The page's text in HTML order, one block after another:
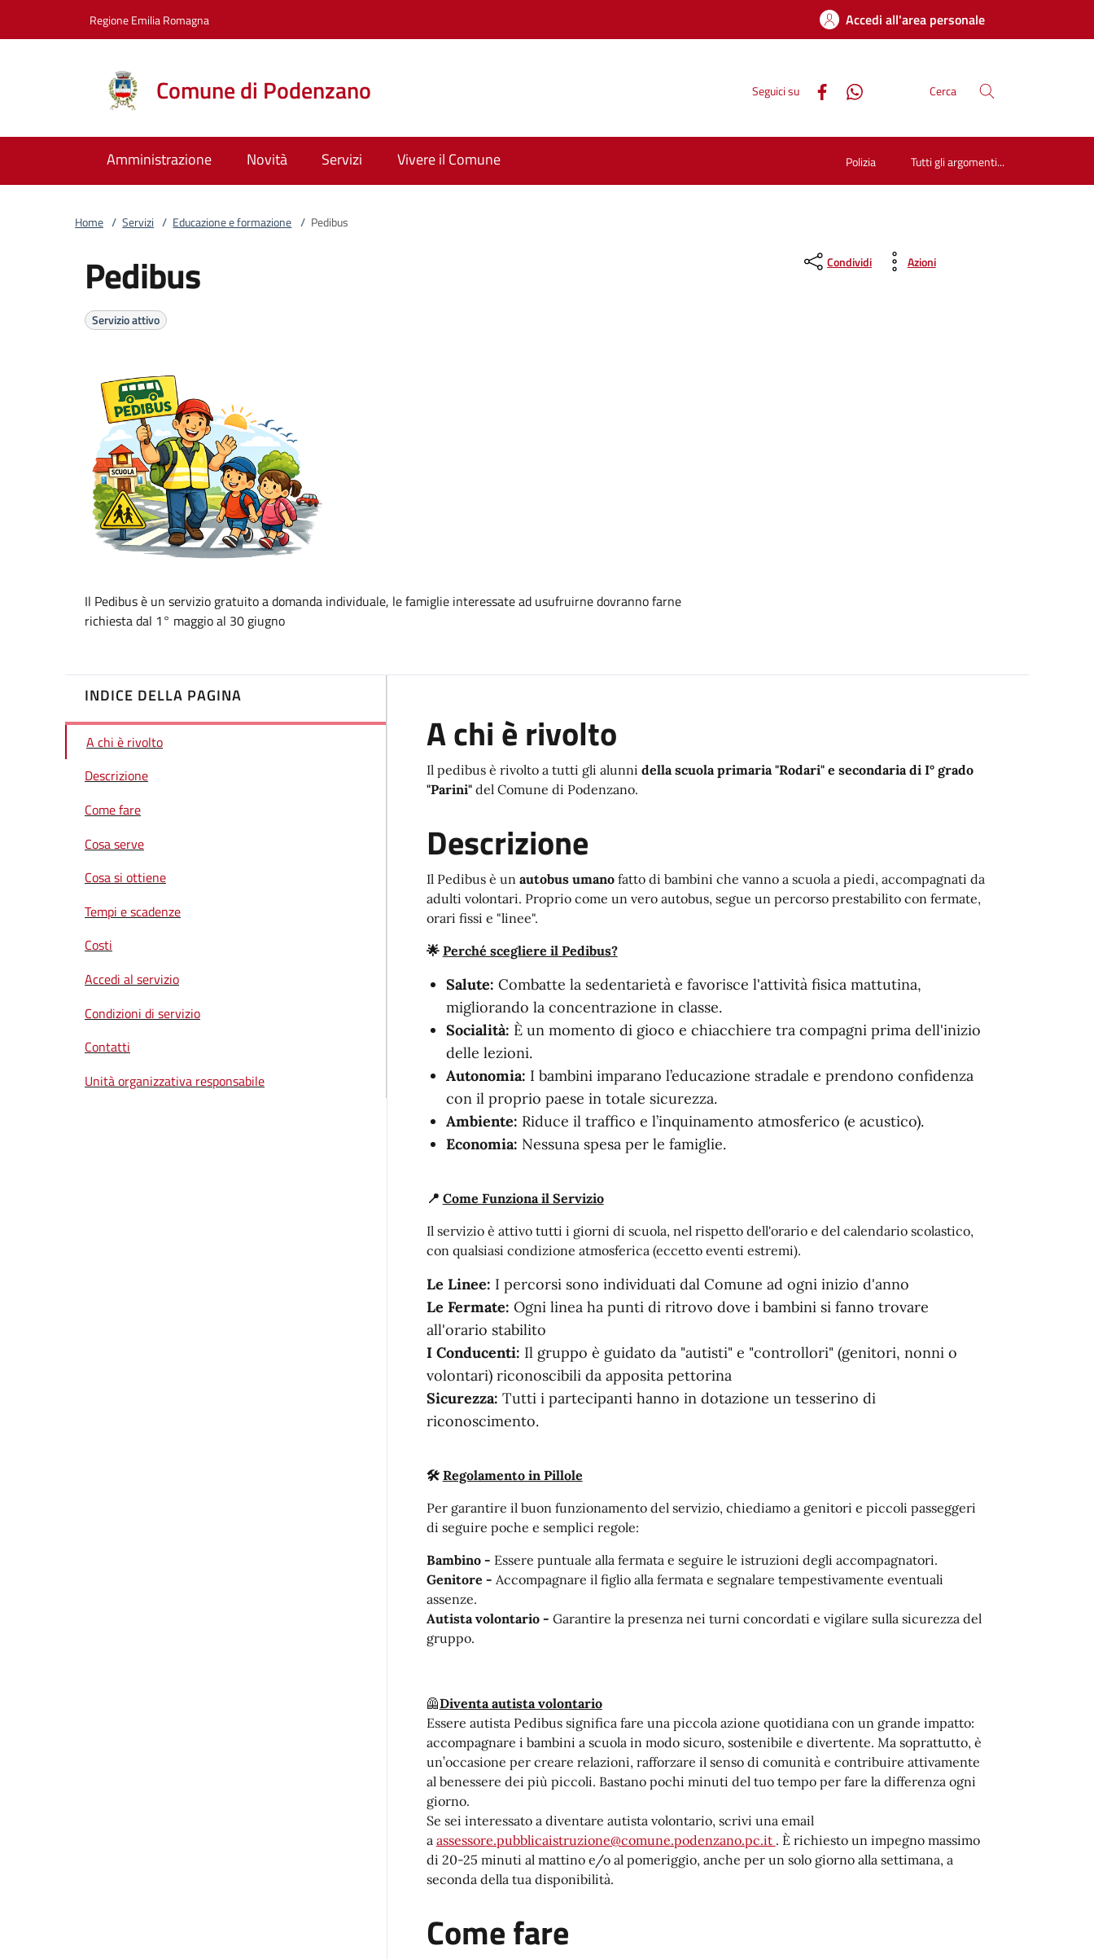
Regione Emilia Romagna Accedi all'area personale
Comune di Podenzano Seguici su Cerca
Amministrazione Novità Servizi Vivere il Comune Polizia Tutti gli argomenti...
Home / Servizi / Educazione e formazione / Pedibus
Pedibus
Servizio attivo
Il Pedibus è un servizio gratuito a domanda individuale, le famiglie interessate ad usufruirne dovranno farne
richiesta dal 1° maggio al 30 giugno
Condividi Azioni
INDICE DELLA PAGINA
A chi è rivolto
Descrizione
Come fare
Cosa serve
Cosa si ottiene
Tempi e scadenze
Costi
Accedi al servizio
Condizioni di servizio
Contatti
Unità organizzativa responsabile
A chi è rivolto
Il pedibus è rivolto a tutti gli alunni della scuola primaria "Rodari" e secondaria di I° grado
"Parini" del Comune di Podenzano.
Descrizione
Il Pedibus è un autobus umanofatto di bambini che vanno a scuola a piedi, accompagnati da
adulti volontari. Proprio come un vero autobus, segue un percorso prestabilito con fermate,
orari fissi e "linee".
🌟 Perché scegliere il Pedibus?
Salute: Combatte la sedentarietà e favorisce l'attività fisica mattutina,
migliorando la concentrazione in classe.
Socialità: È un momento di gioco e chiacchiere tra compagni prima dell'inizio
delle lezioni.
Autonomia: I bambini imparano l’educazione stradale e prendono confidenza
con il proprio paese in totale sicurezza.
Ambiente: Riduce il traffico e l’inquinamento atmosferico (e acustico).
Economia: Nessuna spesa per le famiglie.
📍 Come Funziona il Servizio
Il servizio è attivo tutti i giorni di scuola, nel rispetto dell'orario e del calendario scolastico,
con qualsiasi condizione atmosferica (eccetto eventi estremi).
Le Linee: I percorsi sono individuati dal Comune ad ogni inizio d'anno
Le Fermate: Ogni linea ha punti di ritrovo dove i bambini si fanno trovare
all'orario stabilito
I Conducenti: Il gruppo è guidato da "autisti" e "controllori" (genitori, nonni o
volontari) riconoscibili da apposita pettorina
Sicurezza: Tutti i partecipanti hanno in dotazione un tesserino di
riconoscimento.
🛠️ Regolamento in Pillole
Per garantire il buon funzionamento del servizio, chiediamo a genitori e piccoli passeggeri
di seguire poche e semplici regole:
Bambino - Essere puntuale alla fermata e seguire le istruzioni degli accompagnatori.
Genitore - Accompagnare il figlio alla fermata e segnalare tempestivamente eventuali
assenze.
Autista volontario - Garantire la presenza nei turni concordati e vigilare sulla sicurezza del
gruppo.
🦺Diventa autista volontario
Essere autista Pedibus significa fare una piccola azione quotidiana con un grande impatto:
accompagnare i bambini a scuola in modo sicuro, sostenibile e divertente. Ma soprattutto, è
un’occasione per creare relazioni, rafforzare il senso di comunità e contribuire attivamente
al benessere dei più piccoli. Bastano pochi minuti del tuo tempo per fare la differenza ogni
giorno.
Se sei interessato a diventare autista volontario, scrivi una email
a assessore.pubblicaistruzione@comune.podenzano.pc.it . È richiesto un impegno massimo
di 20-25 minuti al mattino e/o al pomeriggio, anche per un solo giorno alla settimana, a
seconda della tua disponibilità.
Come fare